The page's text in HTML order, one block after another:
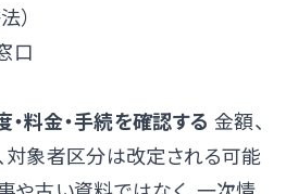
）
口
料金・手続を確認する 金額、
対象者区分は改定される可能